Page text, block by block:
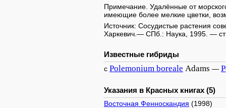
Примечание. Удалённые от
имеющие более мелкие цветки,
Источник: Сосудистые растения
Харкевич.— СПб.: Наука, 1995. —
Известные гибриды
с Polemonium boreale Adams —
Указания в Красных книгах (5)
Восточная Фенноскандия (1998)